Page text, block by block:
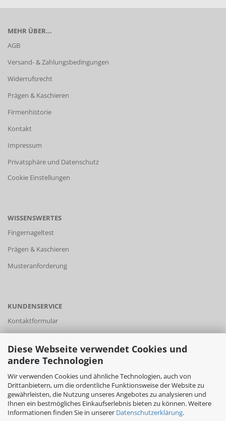
Diese Webseite verwendet Cookies und
andere Technologien
Wir verwenden Cookies und ähnliche Technologien, auch von
Drittanbietern, um die ordentliche Funktionsweise der Website zu
gewährleisten, die Nutzung unseres Angebotes zu analysieren und
Ihnen ein bestmögliches Einkaufserlebnis bieten zu können. Weitere
Informationen finden Sie in unserer Datenschutzerklärung.
MEHR ÜBER...
AGB
Versand- & Zahlungsbedingungen
Widerrufsrecht
Prägen & Kaschieren
Firmenhistorie
Kontakt
Impressum
Privatsphäre und Datenschutz
Cookie Einstellungen
WISSENSWERTES
Fingernageltest
Prägen & Kaschieren
Musteranforderung
KUNDENSERVICE
Kontaktformular
FACEBOOK